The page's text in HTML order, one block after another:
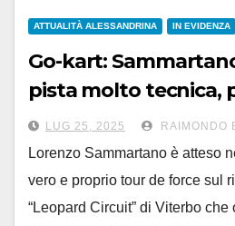
ATTUALITÀ ALESSANDRINA IN EVIDENZA
Go-kart:
pista molto tecnica,
classifica
LUG 25, 2025 RAIMONDO
Lorenzo Sammartano è atteso
vero e proprio tour de force sul
“Leopard Circuit” di Viterbo